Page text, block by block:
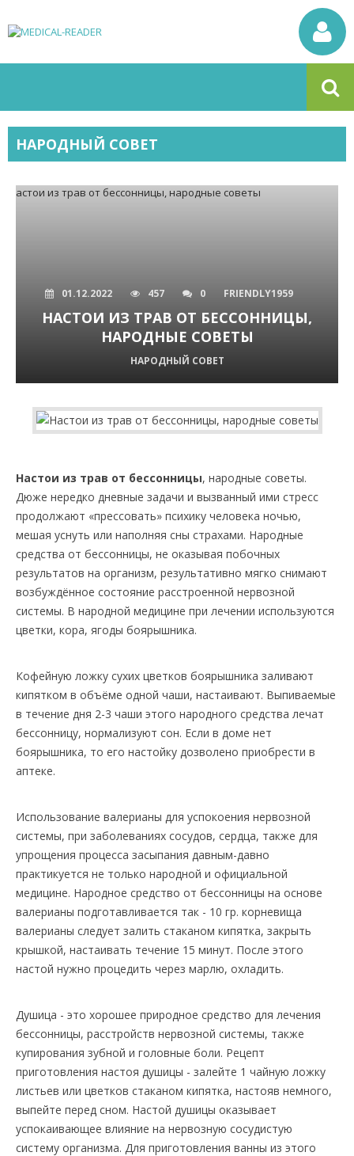
НАРОДНЫЙ СОВЕТ
01.12.2022 457 0 FRIENDLY1959
НАСТОИ ИЗ ТРАВ ОТ БЕССОННИЦЫ,
НАРОДНЫЕ СОВЕТЫ
НАРОДНЫЙ СОВЕТ
Настои из трав от бессонницы, народные советы.
Дюже нередко дневные задачи и вызванный ими стресс
продолжают «прессовать» психику человека ночью,
мешая уснуть или наполняя сны страхами. Народные
средства от бессонницы, не оказывая побочных
результатов на организм, результативно мягко снимают
возбуждённое состояние расстроенной нервозной
системы. В народной медицине при лечении используются
цветки, кора, ягоды боярышника.
Кофейную ложку сухих цветков боярышника заливают
кипятком в объёме одной чаши, настаивают. Выпиваемые
в течение дня 2-3 чаши этого народного средства лечат
бессонницу, нормализуют сон. Если в доме нет
боярышника, то его настойку дозволено приобрести в
аптеке.
Использование валерианы для успокоения нервозной
системы, при заболеваниях сосудов, сердца, также для
упрощения процесса засыпания давным-давно
практикуется не только народной и официальной
медицине. Народное средство от бессонницы на основе
валерианы подготавливается так - 10 гр. корневища
валерианы следует залить стаканом кипятка, закрыть
крышкой, настаивать течение 15 минут. После этого
настой нужно процедить через марлю, охладить.
Душица - это хорошее природное средство для лечения
бессонницы, расстройств нервозной системы, также
купирования зубной и головные боли. Рецепт
приготовления настоя душицы - залейте 1 чайную ложку
листьев или цветков стаканом кипятка, настояв немного,
выпейте перед сном. Настой душицы оказывает
успокаивающее влияние на нервозную сосудистую
систему организма. Для приготовления ванны из этого